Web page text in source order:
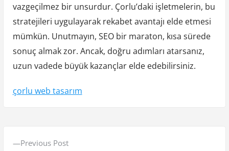
vazgeçilmez bir unsurdur. Çorlu’daki işletmelerin, bu
stratejileri uygulayarak rekabet avantajı elde etmesi
mümkün. Unutmayın, SEO bir maraton, kısa sürede
sonuç almak zor. Ancak, doğru adımları atarsanız,
uzun vadede büyük kazançlar elde edebilirsiniz.
çorlu web tasarım
Previous PostP